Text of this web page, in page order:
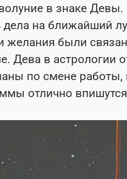
в знаке
дела на ближайший
были
Дева в астрологии
по смене
отлично